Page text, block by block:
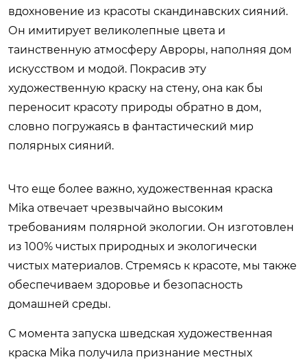
вдохновение из красоты скандинавских сияний.
Он имитирует великолепные цвета и
таинственную атмосферу Авроры, наполняя дом
искусством и модой. Покрасив эту
художественную краску на стену, она как бы
переносит красоту природы обратно в дом,
словно погружаясь в фантастический мир
полярных сияний.
Что еще более важно, художественная краска
Mika отвечает чрезвычайно высоким
требованиям полярной экологии. Он изготовлен
из 100% чистых природных и экологически
чистых материалов. Стремясь к красоте, мы также
обеспечиваем здоровье и безопасность
домашней среды.
С момента запуска шведская художественная
краска Mika получила признание местных